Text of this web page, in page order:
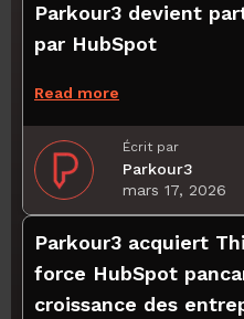
Parkour3 devient
par HubSpot
Read more
Écrit par
Parkour3
mars 17, 2026
Parkour3 acquiert
force HubSpot
croissance des